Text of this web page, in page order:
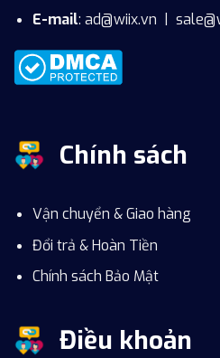
E-mail: ad@wiix.vn
Chính sách
Vận chuyển & Giao hàng
Đổi trả & Hoàn Tiền
Chính sách Bảo Mật
Điều khoản